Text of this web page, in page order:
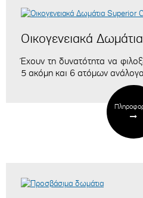
Οικογενειακά Δωμάτια
Έχουν τη δυνατότητα να
5 ακόμη και 6 ατόμων